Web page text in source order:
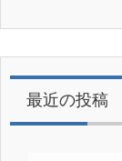
最近の投稿